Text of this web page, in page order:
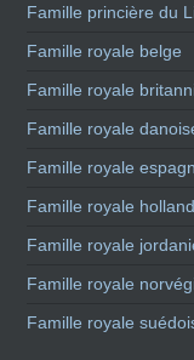
Famille princière du
Famille royale belge
Famille royale
Famille royale
Famille royale
Famille royale
Famille royale
Famille royale
Famille royale